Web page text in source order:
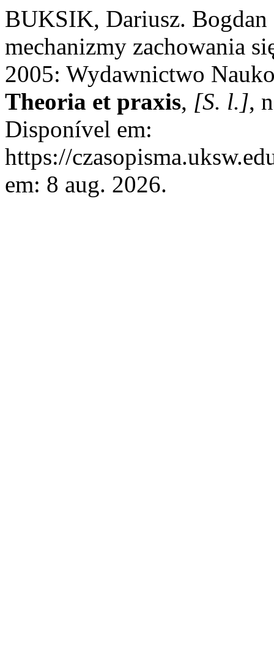
BUKSIK, Dariusz.
mechanizmy zachowania
2005: Wydawnictwo
Theoria et praxis, [S. l.],
Disponível em:
https://
em: 8 aug. 2026.